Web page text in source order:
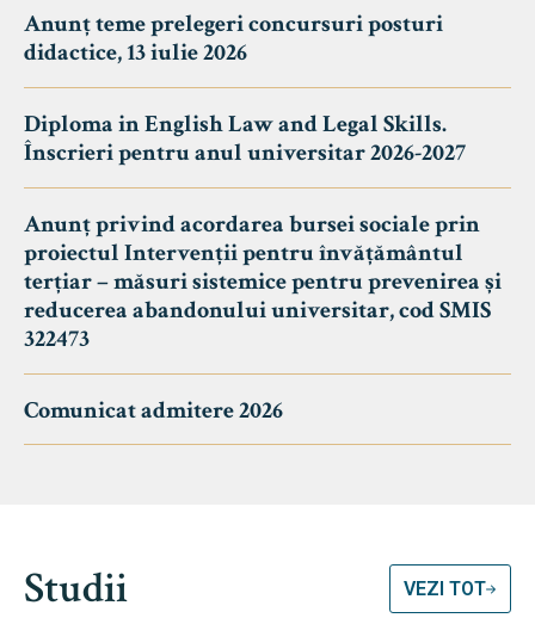
Anunț teme prelegeri concursuri posturi
didactice, 13 iulie 2026
Diploma in English Law and Legal Skills.
Înscrieri pentru anul universitar 2026-2027
Anunț privind acordarea bursei sociale prin
proiectul Intervenții pentru învățământul
terțiar – măsuri sistemice pentru prevenirea și
reducerea abandonului universitar, cod SMIS
322473
Comunicat admitere 2026
Studii VEZI TOT